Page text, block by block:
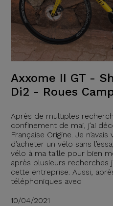
Axxome II GT -
Di2 - Roues
Après de multiples
confinement de mai, j’ai
Française Origine. Je
d’acheter un vélo sans
vélo à ma taille pour bien
après plusieurs recherches
cette entreprise. Aussi,
téléphoniques avec
10/04/2021